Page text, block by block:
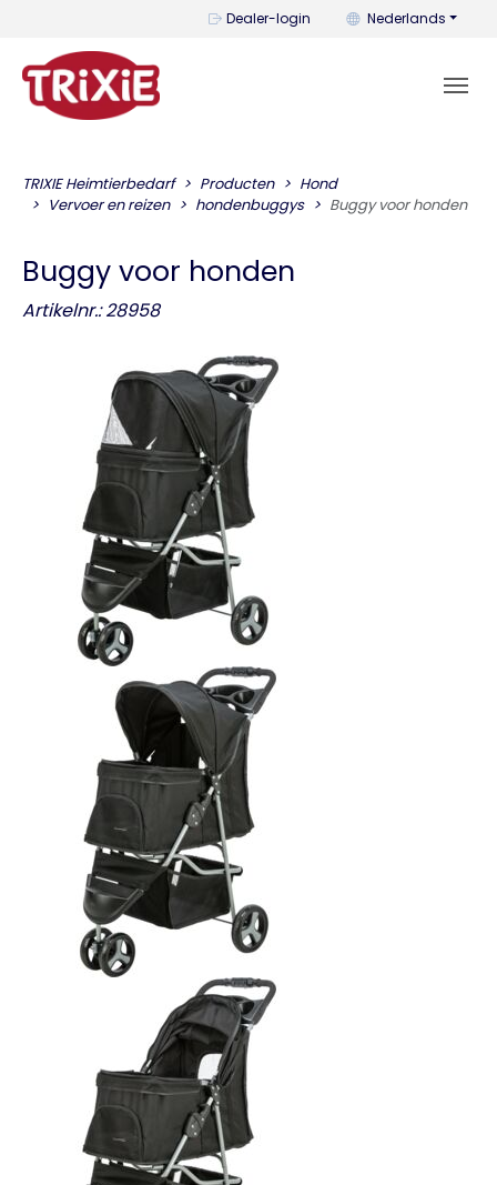
Dealer-login U kunt de taal
Nederlands
TRIXIE Heimtierbedarf Producten
Hond
Vervoer en reizen
hondenbuggys Buggy voor honden
Buggy voor honden
Artikelnr.: 28958